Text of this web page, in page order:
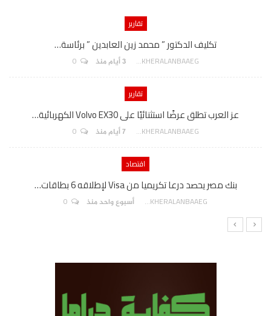
تقارير
تكليف الدكتور ” محمد زين العابدين ” برئاسة…
AKHERALANBAAEG 3 أيام منذ
تقارير
عز العرب تطلق عرضًا استثنائيًا على Volvo EX30 الكهربائية…
AKHERALANBAAEG 7 أيام منذ
اقتصاد
بنك مصر يحصد درعا تكريميا من Visa لإطلاقه 6 بطاقات…
AKHERALANBAAEG أسبوع واحد منذ